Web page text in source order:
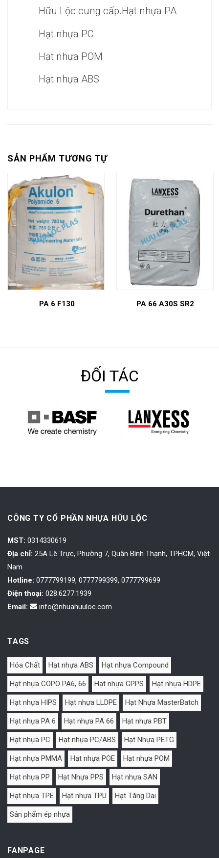
Hữu Lộc cung cấp.Hạt nhựa PA
Hạt nhựa PC
Hạt nhựa POM
Hạt nhựa ABS
SẢN PHẨM TƯƠNG TỰ
PA 6 F130 PA 66 A30S SR2
ĐỐI TÁC
CÔNG TY CỔ PHẦN NHỰA HỮU LỘC
MST: 0314330619
Địa chỉ: 25A Lê Trực, Phường 7, Quận Bình Thạnh, TPHCM, Việt
Nam
Hotline: 0777799199, 0777799399, 0777799699
Điện thoại: 028.6277.1939
Email:
info@nhuahuuloc.com
TAGS
Hóa Chất Hạt nhựa ABS Hạt nhựa Compound
Hạt nhựa COPO PA6, 66 Hạt nhựa GPPS Hạt nhựa HDPE
Hạt nhựa HIPS Hạt nhựa LLDPE Hạt Nhựa MasterBatch
Hạt nhựa PA 6 Hạt nhựa PA 66 Hạt nhựa PBT
Hạt nhựa PC Hạt nhựa PC/ABS Hạt Nhựa PETG
Hạt nhựa PMMA Hạt nhựa POE Hạt nhựa POM
Hạt nhựa PP Hạt Nhựa PPS Hạt nhựa SAN
Hạt nhựa TPE Hạt nhựa TPU Hạt Tăng Dai
Sản phẩm ép nhựa
FANPAGE